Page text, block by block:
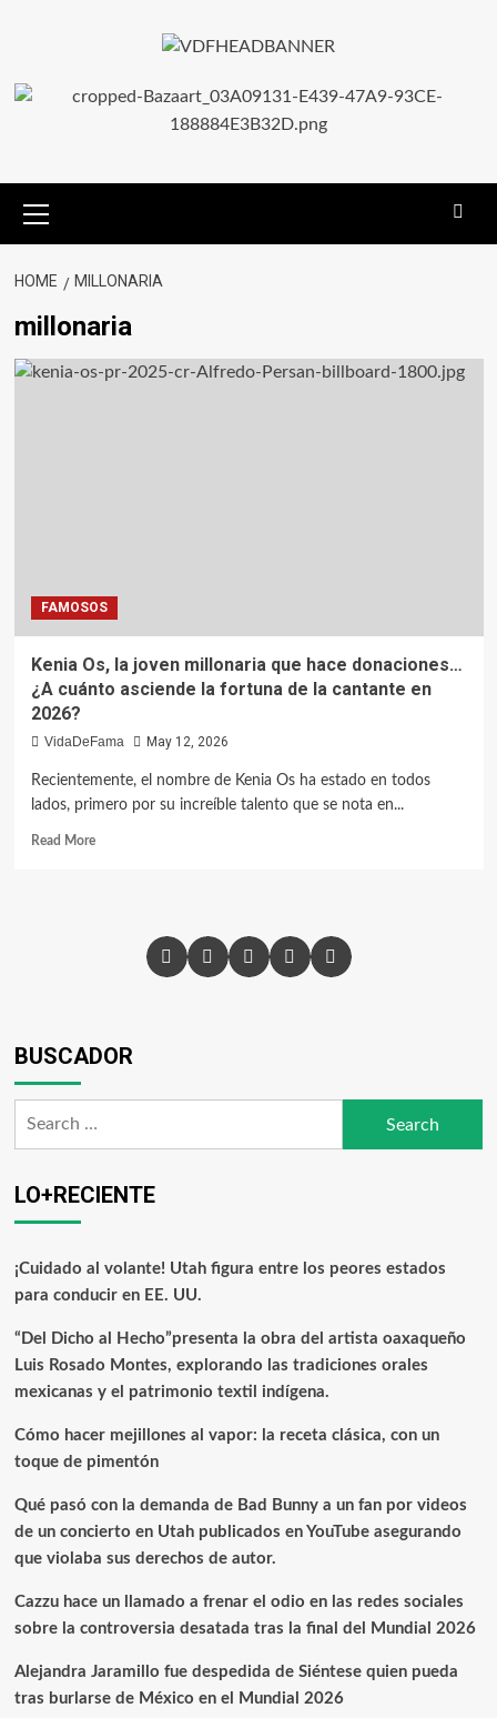
HOME MILLONARIA
millonaria
FAMOSOS
Kenia Os, la joven millonaria que hace donaciones…
¿A cuánto asciende la fortuna de la cantante en
2026?
VidaDeFama May 12, 2026
Recientemente, el nombre de Kenia Os ha estado en todos
lados, primero por su increíble talento que se nota en...
Read More
BUSCADOR
LO+RECIENTE
¡Cuidado al volante! Utah figura entre los peores estados
para conducir en EE. UU.
“Del Dicho al Hecho”presenta la obra del artista oaxaqueño
Luis Rosado Montes, explorando las tradiciones orales
mexicanas y el patrimonio textil indígena.
Cómo hacer mejillones al vapor: la receta clásica, con un
toque de pimentón
Qué pasó con la demanda de Bad Bunny a un fan por videos
de un concierto en Utah publicados en YouTube asegurando
que violaba sus derechos de autor.
Cazzu hace un llamado a frenar el odio en las redes sociales
sobre la controversia desatada tras la final del Mundial 2026
Alejandra Jaramillo fue despedida de Siéntese quien pueda
tras burlarse de México en el Mundial 2026